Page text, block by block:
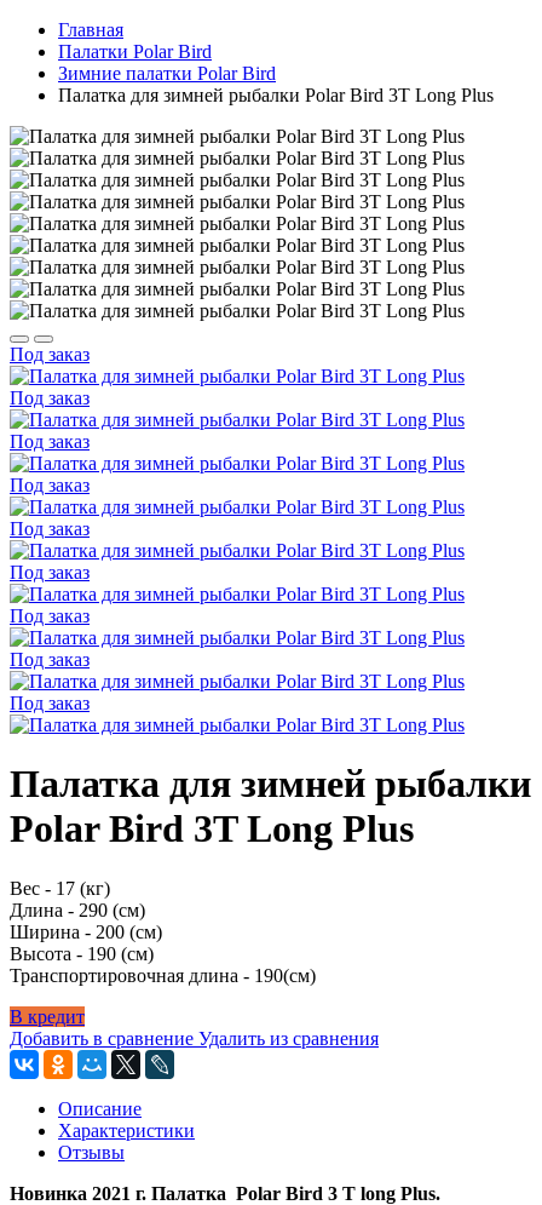
Главная
Палатки Polar Bird
Зимние палатки Polar Bird
Палатка для зимней рыбалки Polar Bird 3T Long Plus
Под заказ
Под заказ
Под заказ
Под заказ
Под заказ
Под заказ
Под заказ
Под заказ
Под заказ
Палатка для зимней рыбалки
Polar Bird 3T Long Plus
Вес - 17 (кг)
Длина - 290 (см)
Ширина - 200 (см)
Высота - 190 (см)
Транспортировочная длина - 190(см)
В кредит
Добавить в сравнение Удалить из сравнения
Описание
Характеристики
Отзывы
Новинка 2021 г. Палатка Polar Bird 3 T long Plus.